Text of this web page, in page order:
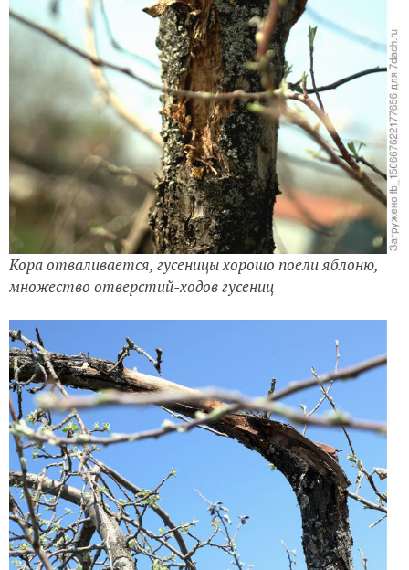
Кора отваливается, гусеницы хорошо поели яблоню,
множество отверстий-ходов гусениц